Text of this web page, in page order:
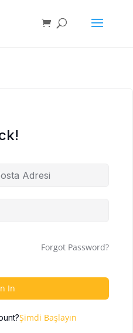
Forgot Password?
In
Şimdi Başlayın